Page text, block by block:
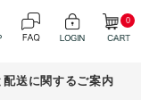
0
送に関するご案内